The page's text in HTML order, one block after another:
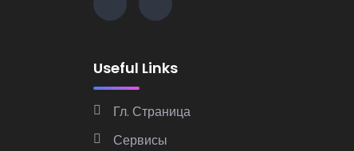
Useful Links
Гл. Страница
Сервисы